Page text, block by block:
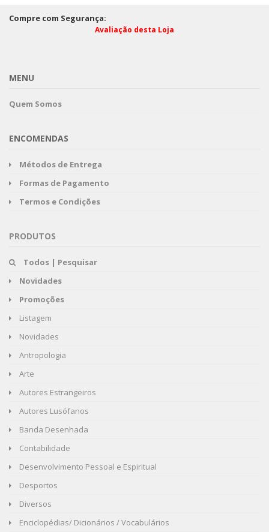
Compre com Segurança:
Avaliação desta Loja
MENU
Quem Somos
ENCOMENDAS
Métodos de Entrega
Formas de Pagamento
Termos e Condições
PRODUTOS
Todos | Pesquisar
Novidades
Promoções
Listagem
Novidades
Antropologia
Arte
Autores Estrangeiros
Autores Lusófanos
Banda Desenhada
Contabilidade
Desenvolvimento Pessoal e Espiritual
Desportos
Diversos
Enciclopédias/ Dicionários / Vocabulários